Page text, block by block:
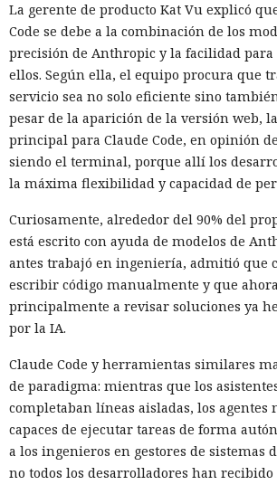
La gerente de producto Kat Vu explicó
Code se debe a la combinación de los
precisión de Anthropic y la facilidad
ellos. Según ella, el equipo procura que
servicio sea no solo eficiente sino
pesar de la aparición de la versión web,
principal para Claude Code, en opinión
siendo el terminal, porque allí los
la máxima flexibilidad y capacidad de
Curiosamente, alrededor del 90% del
está escrito con ayuda de modelos de
antes trabajó en ingeniería, admitió que
escribir código manualmente y que
principalmente a revisar soluciones ya
por la IA.
Claude Code y herramientas similares
de paradigma: mientras que los
completaban líneas aisladas, los agentes
capaces de ejecutar tareas de forma
a los ingenieros en gestores de sistemas
no todos los desarrolladores han